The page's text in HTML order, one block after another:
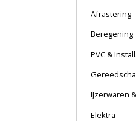
Afrastering
Beregening
PVC &
IJzerwaren
Elektra